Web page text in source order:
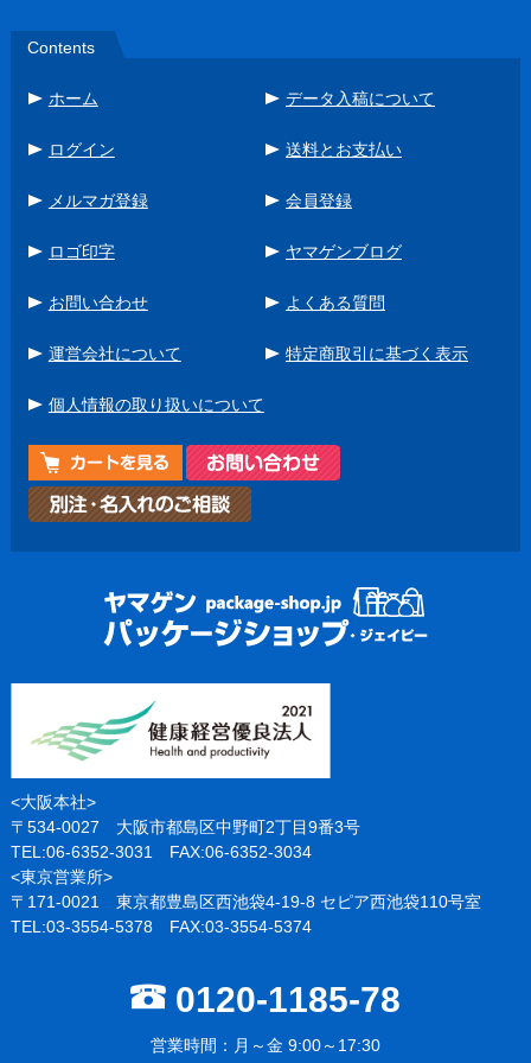
Contents
ホーム データ入稿について
ログイン 送料とお支払い
メルマガ登録 会員登録
ロゴ印字 ヤマゲンブログ
お問い合わせ よくある質問
運営会社について 特定商取引に基づく表示
個人情報の取り扱いについて
<大阪本社>
〒534-0027 大阪市都島区中野町2丁目9番3号
TEL:06-6352-3031 FAX:06-6352-3034
<東京営業所>
〒171-0021 東京都豊島区西池袋4-19-8 セピア西池袋110号室
TEL:03-3554-5378 FAX:03-3554-5374
0120-1185-78
営業時間：月～金 9:00～17:30